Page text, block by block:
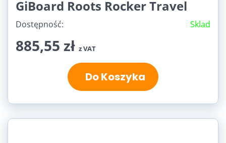
GiBoard Roots Rocker Travel
Dostępność: Sklad
885,55 zł z VAT
Do Koszyka